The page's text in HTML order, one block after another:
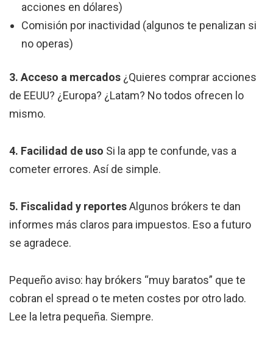
acciones en dólares)
Comisión por inactividad (algunos te penalizan si
no operas)
3. Acceso a mercados ¿Quieres comprar acciones
de EEUU? ¿Europa? ¿Latam? No todos ofrecen lo
mismo.
4. Facilidad de uso Si la app te confunde, vas a
cometer errores. Así de simple.
5. Fiscalidad y reportesAlgunos brókers te dan
informes más claros para impuestos. Eso a futuro
se agradece.
Pequeño aviso: hay brókers “muy baratos” que te
cobran el spread o te meten costes por otro lado.
Lee la letra pequeña. Siempre.